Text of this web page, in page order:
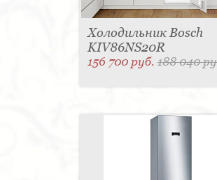
Холодильник Bosch
KIV86NS20R
156 700 руб.188 040